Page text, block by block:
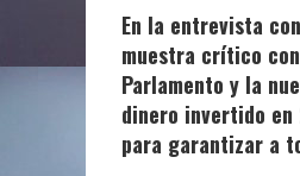
En la entrevista
muestra crítico
Parlamento y la
dinero invertido en
para garantizar a